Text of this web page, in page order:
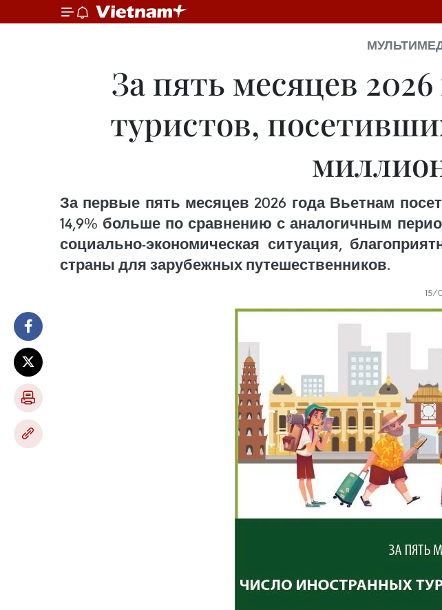
За пять месяцев
туристов,
За первые пять месяцев 2026 года Вьетнам
14,9% больше по сравнению с аналогичным
социально-экономическая ситуация,
страны для зарубежных путешественников.
15/